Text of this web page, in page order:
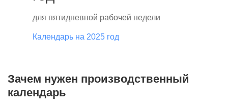
для пятидневной рабочей недели
Календарь на 2025 год
Зачем нужен производственный
календарь